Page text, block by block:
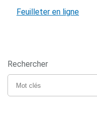
Feuilleter en ligne
Rechercher